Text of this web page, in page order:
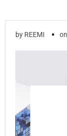
by REEMI ▪ on